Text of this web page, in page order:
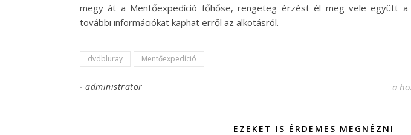
megy át a Mentőexpedíció főhőse, rengeteg érzést él meg vele együtt a
további információkat kaphat erről az alkotásról.
dvdbluray Mentőexpedíció
- administrator A
a
EZEKET IS ÉRDEMES MEGNÉZNI